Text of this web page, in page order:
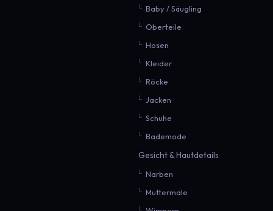
Baby / Säugling
Oberteile
Hosen
Kleider
Röcke
Jacken
Schuhe
Bademode
Gesicht & Hautdetails
Narben
Muttermale